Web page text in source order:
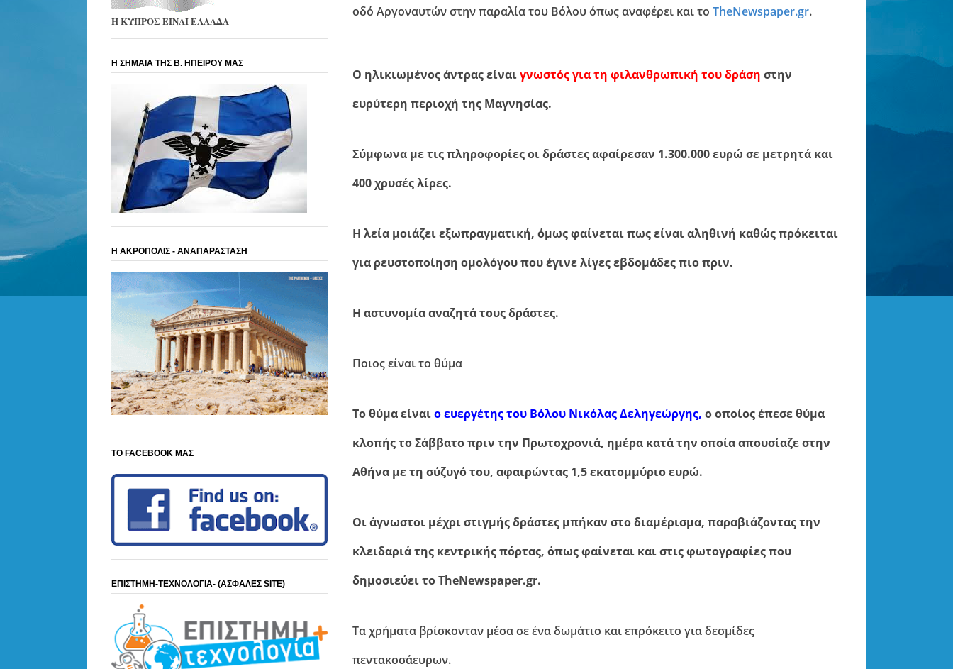
οδό Αργοναυτών στην παραλία του Βόλου όπως αναφέρει και το TheNewspaper.gr.
Ο ηλικιωμένος άντρας είναιγνωστός για τη φιλανθρωπική του δράση στην
ευρύτερη περιοχή της Μαγνησίας.
Σύμφωνα με τις πληροφορίες οι δράστες αφαίρεσαν 1.300.000 ευρώ σε μετρητά και
400 χρυσές λίρες.
Η λεία μοιάζει εξωπραγματική, όμως φαίνεται πως είναι αληθινή καθώς πρόκειται
για ρευστοποίηση ομολόγου που έγινε λίγες εβδομάδες πιο πριν.
Η αστυνομία αναζητά τους δράστες.
Ποιος είναι το θύμα
Το θύμα είναιο ευεργέτης του Βόλου Νικόλας Δεληγεώργης, ο οποίος έπεσε θύμα
κλοπής το Σάββατο πριν την Πρωτοχρονιά, ημέρα κατά την οποία απουσίαζε στην
Αθήνα με τη σύζυγό του, αφαιρώντας 1,5 εκατομμύριο ευρώ.
Οι άγνωστοι μέχρι στιγμής δράστες μπήκαν στο διαμέρισμα, παραβιάζοντας την
κλειδαριά της κεντρικής πόρτας, όπως φαίνεται και στις φωτογραφίες που
δημοσιεύει το TheNewspaper.gr.
Τα χρήματα βρίσκονταν μέσα σε ένα δωμάτιο και επρόκειτο για δεσμίδες
πεντακοσάευρων.
Η ΚΥΠΡΟΣ ΕΙΝΑΙ ΕΛΛΑΔΑ
Η ΣΗΜΑΙΑ ΤΗΣ Β. ΗΠΕΙΡΟΥ ΜΑΣ
Η ΑΚΡΟΠΟΛΙΣ - ΑΝΑΠΑΡΑΣΤΑΣΗ
ΤΟ FACEBOOK ΜΑΣ
ΕΠΙΣΤΗΜΗ-ΤΕΧΝΟΛΟΓΙΑ- (ΑΣΦΑΛΕΣ SITE)